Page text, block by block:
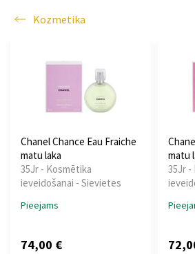
Kozmetika
Chanel Chance Eau Fraiche
matu laka
35Jr - Kosmētika
ieveidošanai - Sievietes
Pieejams
74,00 €
matu
35Jr -